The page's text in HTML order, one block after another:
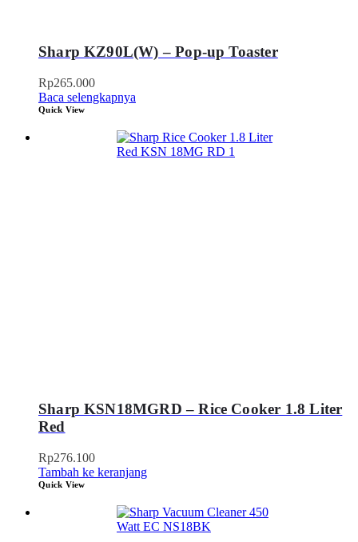
Sharp KZ90L(W) – Pop-up Toaster
Rp265.000
Baca selengkapnya
Quick View
Sharp KSN18MGRD – Rice Cooker 1.8 Liter
Red
Rp276.100
Tambah ke keranjang
Quick View